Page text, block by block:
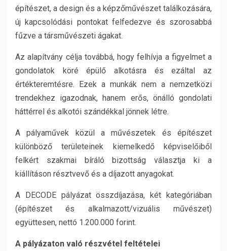
építészet, a design és a képzőművészet találkozására,
új kapcsolódási pontokat felfedezve és szorosabbá
fűzve a társművészeti ágakat.
Az alapítvány célja továbbá, hogy felhívja a figyelmet a
gondolatok köré épülő alkotásra és ezáltal az
értékteremtésre. Ezek a munkák nem a nemzetközi
trendekhez igazodnak, hanem erős, önálló gondolati
háttérrel és alkotói szándékkal jönnek létre.
A pályaművek közül a művészetek és építészet
különböző területeinek kiemelkedő képviselőiből
felkért szakmai bíráló bizottság választja ki a
kiállításon résztvevő és a díjazott anyagokat.
A DECODE pályázat összdíjazása, két kategóriában
(építészet és alkalmazott/vizuális művészet)
együttesen, nettó 1.200.000 forint.
A pályázaton való részvétel feltételei